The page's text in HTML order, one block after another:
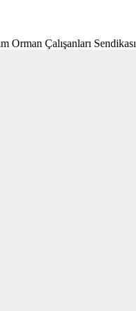
Orman Çalışanları Sendikası